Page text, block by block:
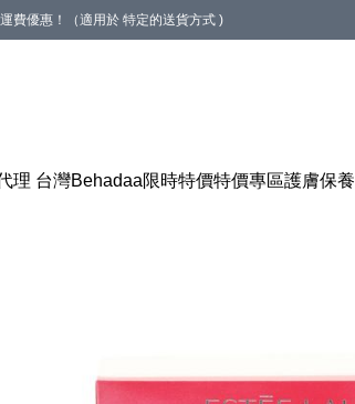
費優惠！（適用於 特定的送貨方式 )
理 台灣Behadaa限時特價特價專區護膚保養